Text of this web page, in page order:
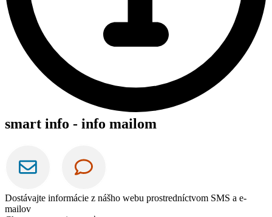
smart info - info mailom
Dostávajte informácie z nášho webu prostredníctvom SMS a e-
mailov